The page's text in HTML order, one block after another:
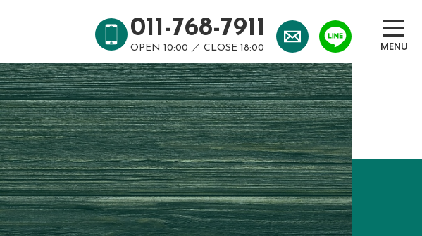
011-768-7911
OPEN 10:00 ／ CLOSE 18:00